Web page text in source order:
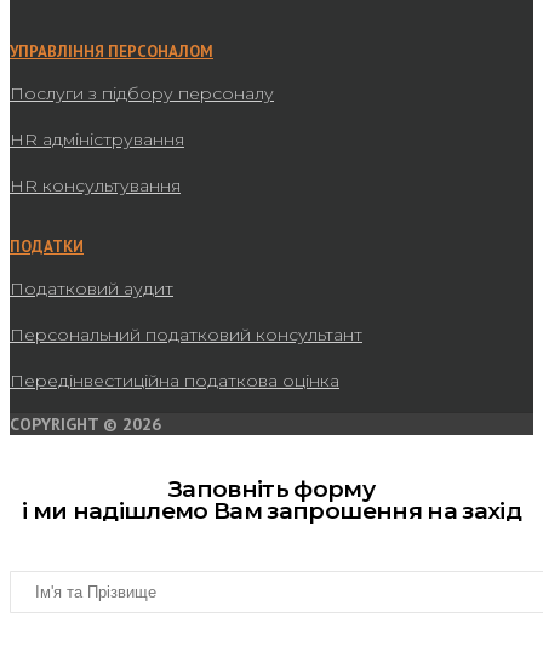
УПРАВЛІННЯ ПЕРСОНАЛОМ
Послуги з підбору персоналу
HR адміністрування
HR консультування
ПОДАТКИ
Податковий аудит
Персональний податковий консультант
Передінвестиційна податкова оцінка
COPYRIGHT © 2026
Заповніть форму
і ми надішлемо Вам запрошення на захід